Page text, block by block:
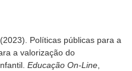
Políticas públicas para a
a valorização do
Educação On-Line,